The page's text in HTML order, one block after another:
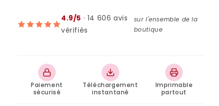
excellente manière d'ajouter une touche de
créativité et de style à votre espace
Qualité et Adaptabilité des Formats
Notre affiche est disponible en différents
formats pour s'adapter parfaitement à vos
4.9/5 · 14 606 avis
vérifiés
sur l'ensemble de la
boutique
Paiement
sécurisé
Téléchargement
instantané
Imprimable
partout